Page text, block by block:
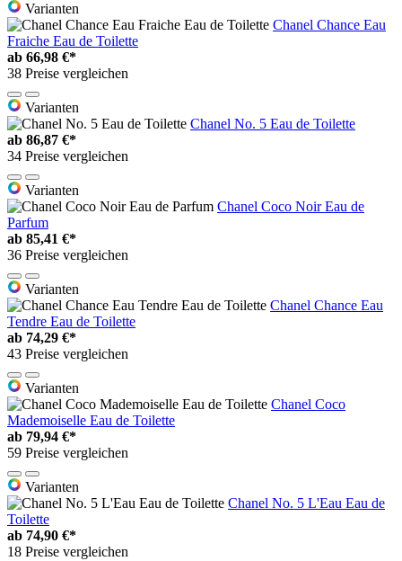
Varianten
Chanel Chance Eau
Fraiche Eau de Toilette
ab 66,98 €*
38 Preise vergleichen
Varianten
Chanel No. 5 Eau de Toilette
ab 86,87 €*
34 Preise vergleichen
Varianten
Chanel Coco Noir Eau de
Parfum
ab 85,41 €*
36 Preise vergleichen
Varianten
Chanel Chance Eau
Tendre Eau de Toilette
ab 74,29 €*
43 Preise vergleichen
Varianten
Chanel Coco
Mademoiselle Eau de Toilette
ab 79,94 €*
59 Preise vergleichen
Varianten
Chanel No. 5 L'Eau Eau de
Toilette
ab 74,90 €*
18 Preise vergleichen